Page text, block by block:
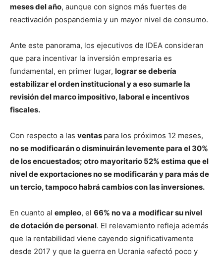
meses del año, aunque con signos más fuertes de
reactivación pospandemia y un mayor nivel de consumo.
Ante este panorama, los ejecutivos de IDEA consideran
que para incentivar la inversión empresaria es
fundamental, en primer lugar, lograr se debería
estabilizar el orden institucional y a eso sumarle la
revisión del marco impositivo, laboral e incentivos
fiscales.
Con respecto a las ventas para los próximos 12 meses,
no se modificarán o disminuirán levemente para el 30%
de los encuestados; otro mayoritario 52% estima que el
nivel de exportaciones no se modificarán y para más de
un tercio, tampoco habrá cambios con las inversiones.
En cuanto al empleo, el 66% no va a modificar su nivel
de dotación de personal. El relevamiento refleja además
que la rentabilidad viene cayendo significativamente
desde 2017 y que la guerra en Ucrania «afectó poco y